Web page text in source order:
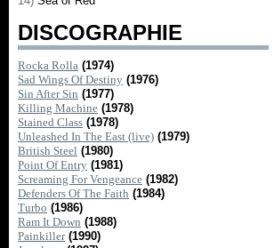
DISCOGRAPHIE
Rocka Rolla (1974)
Sad Wings Of Destiny (1976)
Sin After Sin (1977)
Killing Machine (1978)
Stained Class (1978)
Unleashed In The East (live) (1979)
British Steel (1980)
Point Of Entry (1981)
Screaming For Vengeance (1982)
Defenders Of The Faith (1984)
Turbo (1986)
Ram It Down (1988)
Painkiller (1990)